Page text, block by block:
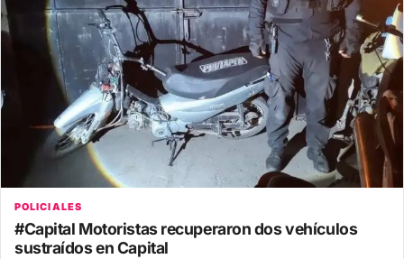
POLICIALES
#Capital Motoristas recuperaron dos vehículos
sustraídos en Capital